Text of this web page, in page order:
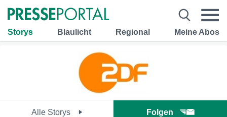
Storys Blaulicht Regional Meine Abos
Alle Storys Folgen